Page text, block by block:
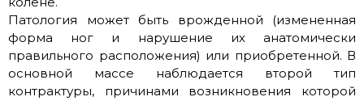
Патология может быть врожденной (измененная
форма ног и нарушение их анатомически
правильного расположения) или приобретенной. В
основной массе наблюдается второй тип
контрактуры, причинами возникновения которой